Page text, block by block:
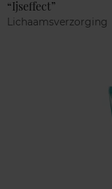
“Ijseffect”
Lichaamsverzorging